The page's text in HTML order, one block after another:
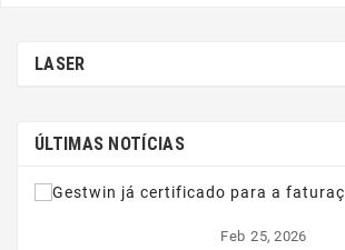
LASER
ÚLTIMAS NOTÍCIAS
Feb 25, 2026